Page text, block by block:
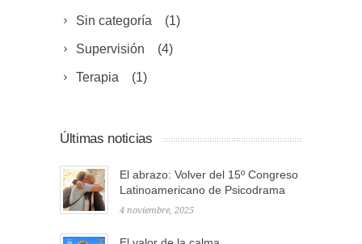
Sin categoría (1)
Supervisión (4)
Terapia (1)
Últimas noticias
El abrazo: Volver del 15º Congreso
Latinoamericano de Psicodrama
4 noviembre, 2025